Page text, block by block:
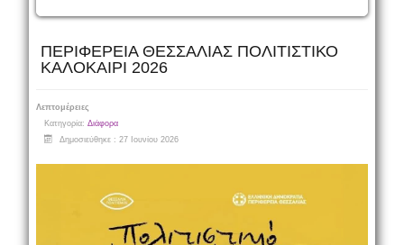
ΠΕΡΙΦΕΡΕΙΑ ΘΕΣΣΑΛΙΑΣ ΠΟΛΙΤΙΣΤΙΚΟ
ΚΑΛΟΚΑΙΡΙ 2026
Λεπτομέρειες
Κατηγορία: Διάφορα
Δημοσιεύθηκε : 27 Ιουνίου 2026